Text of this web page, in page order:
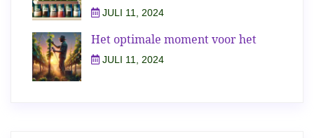
JULI 11, 2024
Het optimale moment voor het
JULI 11, 2024